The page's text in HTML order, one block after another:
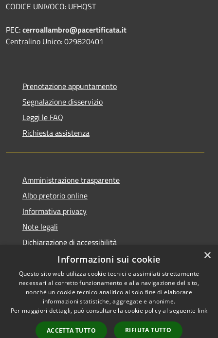
CODICE UNIVOCO: UFHQST
PEC:cerroallambro@pacertificata.it
Centralino Unico: 029820401
Prenotazione appuntamento
Segnalazione disservizio
Leggi le FAQ
Richiesta assistenza
Amministrazione trasparente
Albo pretorio online
Informativa privacy
Note legali
Dichiarazione di accessibilità
Accessibilità
Privacy
Copyright © 2026 • Comune di
Cerro al Lambro • Powered by
Municipium•Accesso
redazione
×
Informazioni sui cookie
Questo sito web utilizza cookie tecnici e assimilati strettamente
necessari al corretto funzionamento e alla navigazione del sito,
nonché un cookie tecnico analitico al solo fine di elaborare
informazioni statistiche, aggregate e anonime.
Per maggiori dettagli, può consultare la cookie policy al seguente link
ACCETTA TUTTO RIFIUTA TUTTO